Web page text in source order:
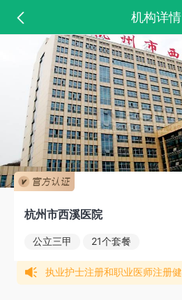
机构详情
杭州市西溪医院
公立三甲 21个套餐